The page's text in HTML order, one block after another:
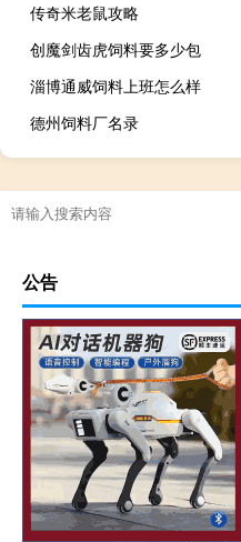
传奇米老鼠攻略
创魔剑齿虎饲料要多少包
淄博通威饲料上班怎么样
德州饲料厂名录
公告